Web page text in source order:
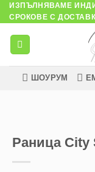
Skip
to
content
ИЗПЪЛНЯВАМЕ
СРОКОВЕ С
ШОУРУМ
Раница City